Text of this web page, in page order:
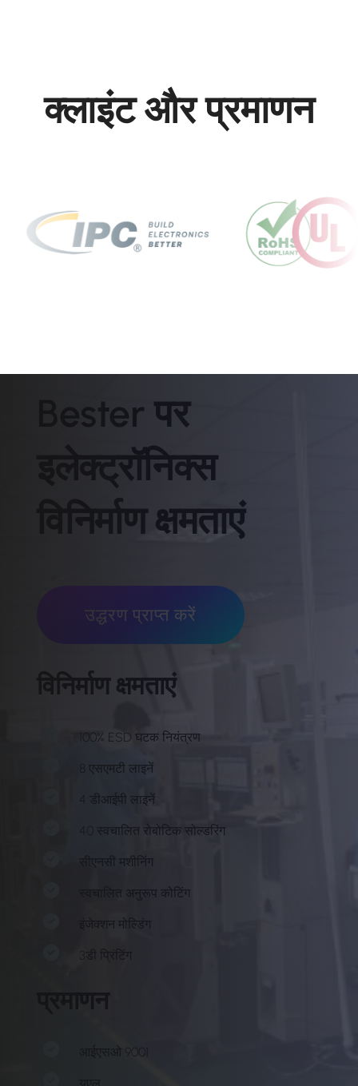
क्लाइंट और प्रमाणन
Bester पर
इलेक्ट्रॉनिक्स
विनिर्माण क्षमताएं
उद्धरण प्राप्त करें
विनिर्माण क्षमताएं
100% ESD घटक नियंत्रण
8 एसएमटी लाइनें
4 डीआईपी लाइनें
40 स्वचालित रोबोटिक सोल्डरिंग
सीएनसी मशीनिंग
स्वचालित अनुरूप कोटिंग
इंजेक्शन मोल्डिंग
3डी प्रिंटिंग
प्रमाणन
आईएसओ 9001